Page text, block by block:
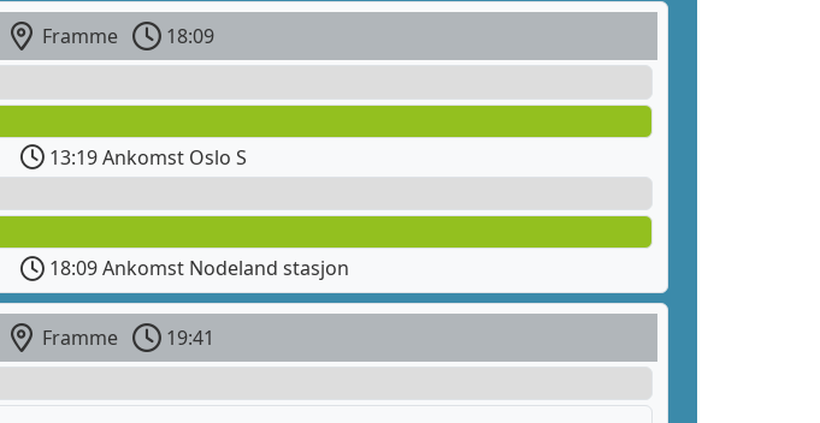
Framme
18:09
13:19 Ankomst Oslo S
18:09 Ankomst Nodeland stasjon
Framme
19:41